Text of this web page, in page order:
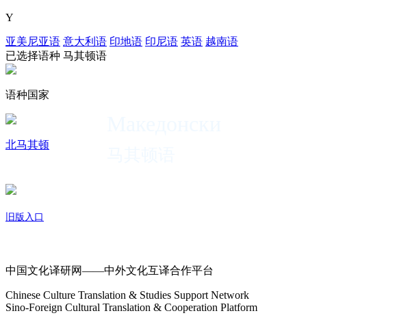
Y
亚美尼亚语 意大利语 印地语 印尼语 英语 越南语
已选择语种 马其顿语
语种国家
北马其顿
旧版入口
中国文化译研网——中外文化互译合作平台
Chinese Culture Translation & Studies Support Network
Sino-Foreign Cultural Translation & Cooperation Platform